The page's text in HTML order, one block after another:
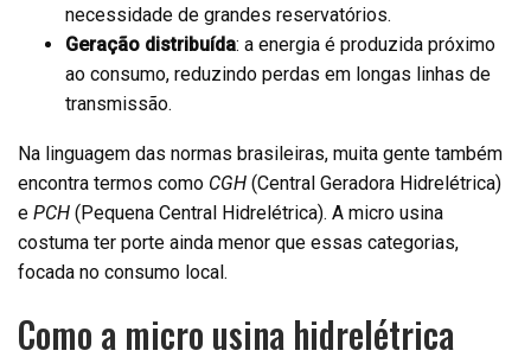
necessidade de grandes reservatórios.
Geração distribuída: a energia é produzida próximo
ao consumo, reduzindo perdas em longas linhas de
transmissão.
Na linguagem das normas brasileiras, muita gente também
encontra termos como CGH (Central Geradora Hidrelétrica)
e PCH (Pequena Central Hidrelétrica). A micro usina
costuma ter porte ainda menor que essas categorias,
focada no consumo local.
Como a micro usina hidrelétrica